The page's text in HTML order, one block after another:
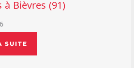
à Bièvres (91)
SUITE